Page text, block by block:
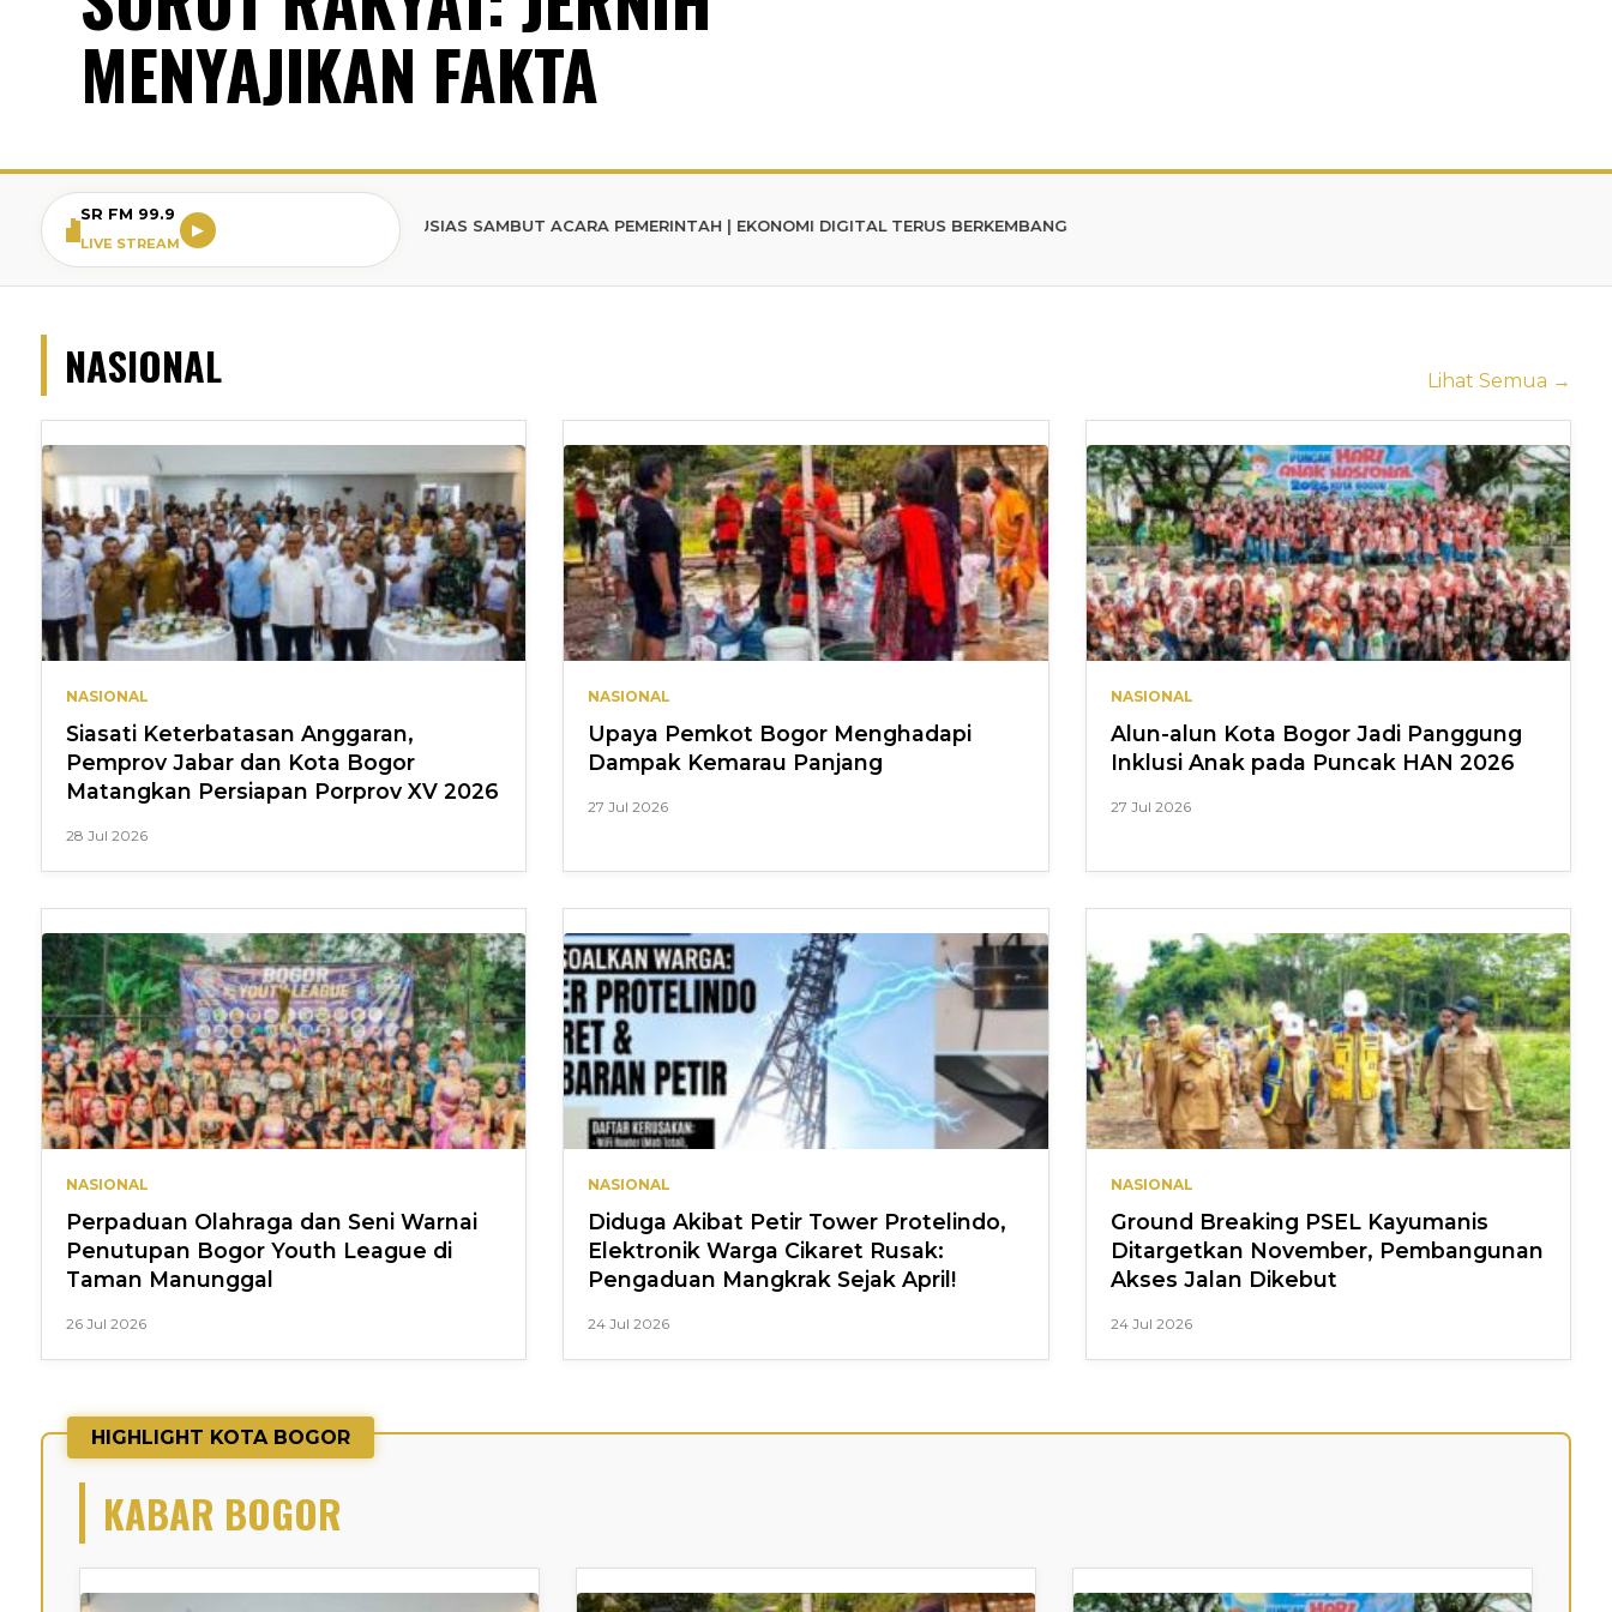
MENYAJIKAN FAKTA
SR FM 99.9
LIVE STREAM
▶
NEWS: WARGA BOGOR ANTUSIAS SAMBUT ACARA PEMERINTAH | EKONOMI DIGITAL TERUS BERKEMBANG
NASIONAL Lihat Semua →
NASIONAL
Siasati Keterbatasan Anggaran,
Pemprov Jabar dan Kota Bogor
Matangkan Persiapan Porprov XV 2026
28 Jul 2026
NASIONAL
Upaya Pemkot Bogor Menghadapi
Dampak Kemarau Panjang
27 Jul 2026
NASIONAL
Alun-alun Kota Bogor Jadi Panggung
Inklusi Anak pada Puncak HAN 2026
27 Jul 2026
NASIONAL
Perpaduan Olahraga dan Seni Warnai
Penutupan Bogor Youth League di
Taman Manunggal
26 Jul 2026
NASIONAL
Diduga Akibat Petir Tower Protelindo,
Elektronik Warga Cikaret Rusak:
Pengaduan Mangkrak Sejak April!
24 Jul 2026
NASIONAL
Ground Breaking PSEL Kayumanis
Ditargetkan November, Pembangunan
Akses Jalan Dikebut
24 Jul 2026
HIGHLIGHT KOTA BOGOR
KABAR BOGOR